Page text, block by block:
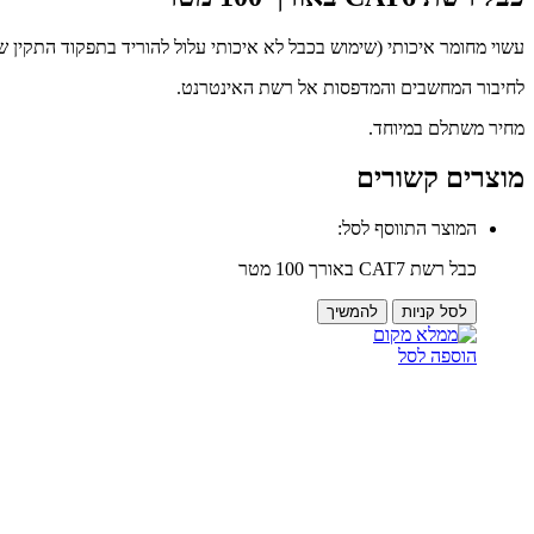
עשוי מחומר איכותי (שימוש בכבל לא איכותי עלול להוריד בתפקוד התקין
לחיבור המחשבים והמדפסות אל רשת האינטרנט.
מחיר משתלם במיוחד.
מוצרים קשורים
המוצר התווסף לסל:
כבל רשת CAT7 באורך 100 מטר
לסל קניות להמשיך
הוספה לסל